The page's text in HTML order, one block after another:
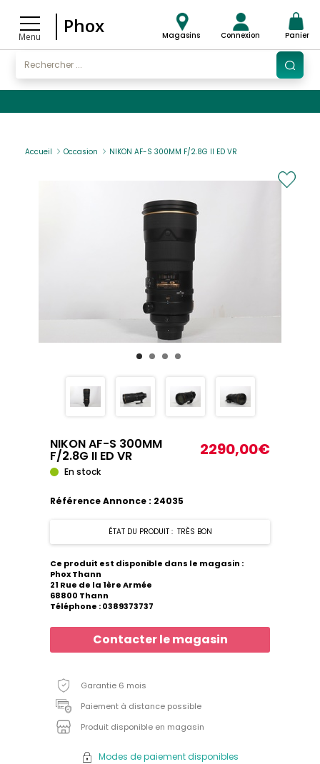
Menu
Phox Magasins Connexion Panier
Accueil Occasion NIKON AF-S 300MM F/2.8G II ED VR
NIKON AF-S 300MM
F/2.8G II ED VR 2290,00€
En stock
Référence Annonce : 24035
ÉTAT DU PRODUIT : TRÈS BON
Ce produit est disponible dans le magasin :
Phox Thann
21 Rue de la 1ère Armée
68800 Thann
Téléphone : 0389373737
Contacter le magasin
Garantie 6 mois
Paiement à distance possible
Produit disponible en magasin
Modes de paiement disponibles